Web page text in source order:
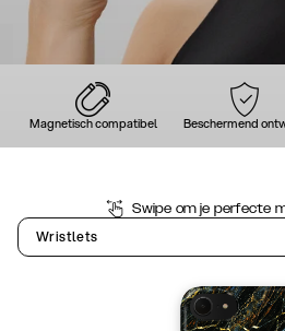
Magnetisch compatibel Beschermend
Swipe om je perfecte
Wristlets